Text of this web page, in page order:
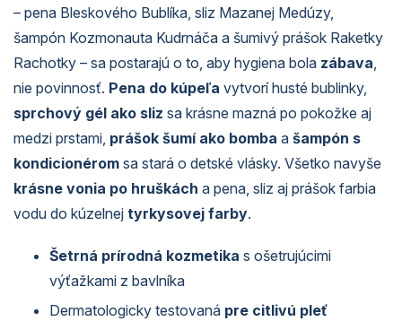
– pena Bleskového Bublíka, sliz Mazanej Medúzy,
šampón Kozmonauta Kudrnáča a šumivý prášok Raketky
Rachotky – sa postarajú o to, aby hygiena bola zábava,
nie povinnosť. Pena do kúpeľa vytvorí husté bublinky,
sprchový gél ako sliz sa krásne mazná po pokožke aj
medzi prstami, prášok šumí ako bomba a šampón s
kondicionérom sa stará o detské vlásky. Všetko navyše
krásne vonia po hruškách a pena, sliz aj prášok farbia
vodu do kúzelnej tyrkysovej farby.
Šetrná prírodná kozmetika s ošetrujúcimi
výťažkami z bavlníka
Dermatologicky testovaná pre citlivú pleť